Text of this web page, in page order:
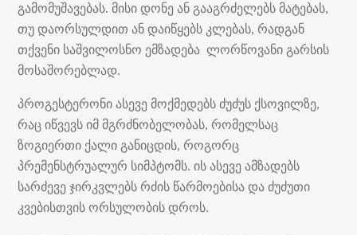
გამომუშავებას. მისი დონე ან გააგრძელებს მატებას,
თუ დაორსულდით ან დაიწყებს კლებას, რადგან
თქვენი საშვილოსნო ემზადება ლორწოვანი გარსის
მოსაშორებლად.
პროგესტერონი ასევე მოქმედებს ძუძუს ქსოვილზე,
რაც იწვევს იმ მგრძნობელობას, რომელსაც
ზოგიერთი ქალი განიცდის, როგორც
პრემენსტრუალურ სიმპტომს. ის ასევე ამზადებს
სარძევე ჯირკვლებს რძის წარმოებისა და ძუძუთი
კვებისთვის ორსულობის დროს.